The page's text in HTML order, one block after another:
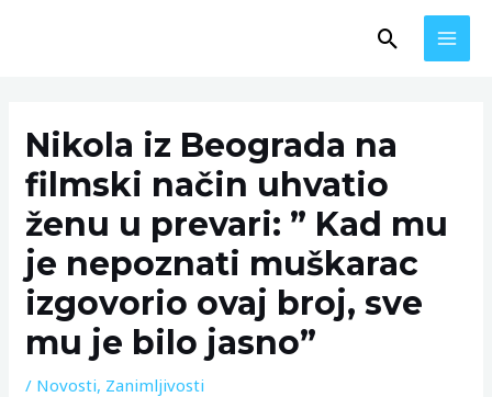
Search
Nikola iz Beograda na
filmski način uhvatio
ženu u prevari: ” Kad mu
je nepoznati muškarac
izgovorio ovaj broj, sve
mu je bilo jasno”
/ Novosti, Zanimljivosti